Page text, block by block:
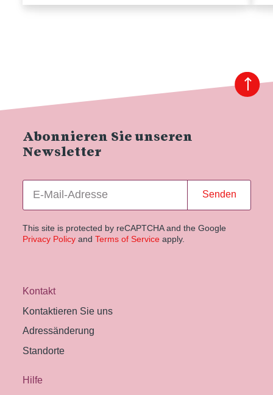
Abonnieren Sie unseren
Newsletter
Senden
This site is protected by reCAPTCHA and the Google
Privacy Policyand Terms of Service apply.
Kontakt
Kontaktieren Sie uns
Adressänderung
Standorte
Hilfe